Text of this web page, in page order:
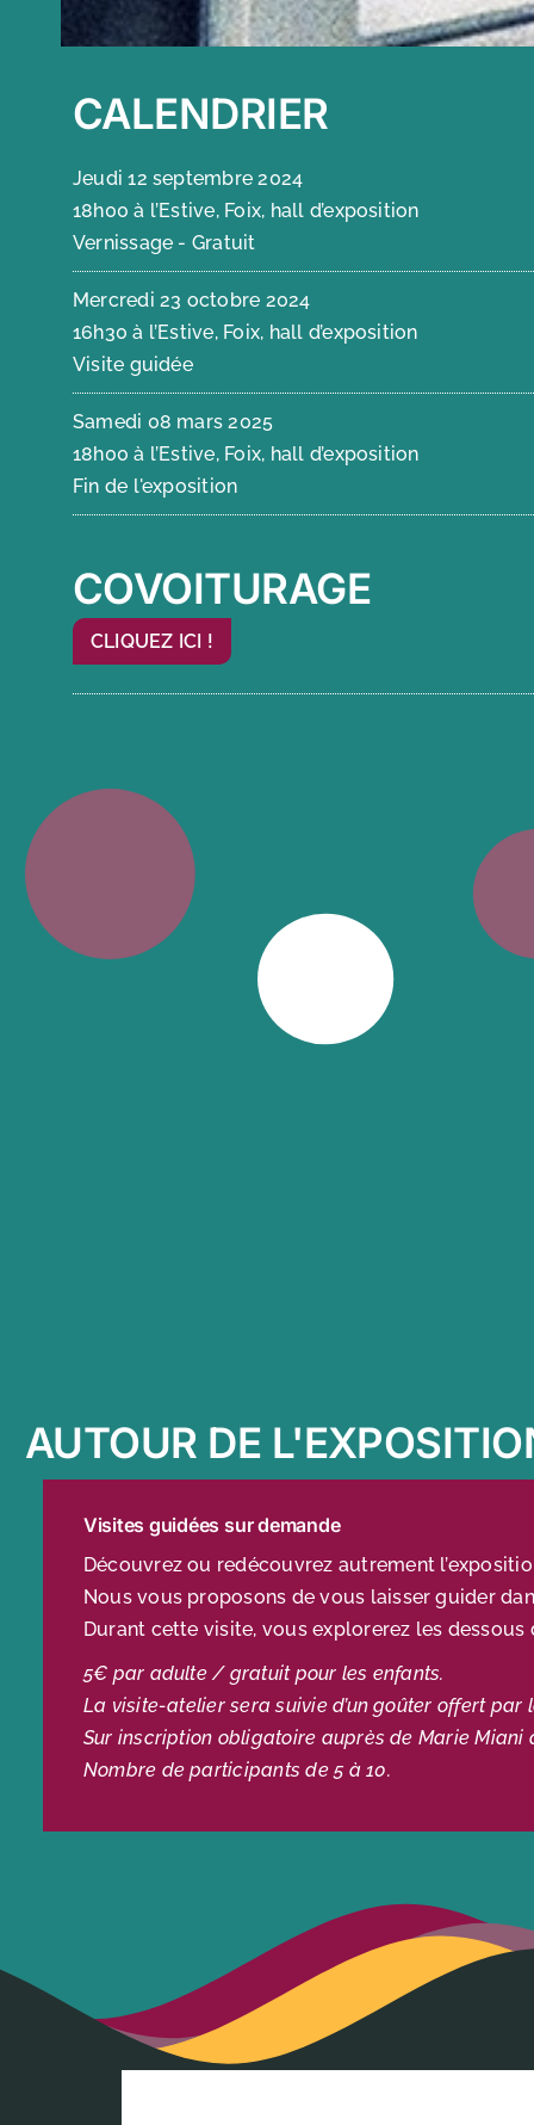
CALENDRIER
Jeudi 12 septembre 2024
18h00 à l’Estive, Foix, hall d’exposition
Vernissage - Gratuit
Mercredi 23 octobre 2024
16h30 à l’Estive, Foix, hall d’exposition
Visite guidée
Samedi 08 mars 2025
18h00 à l’Estive, Foix, hall d’exposition
Fin de l'exposition
COVOITURAGE
CLIQUEZ ICI !
AUTOUR DE
Visites guidées sur demande
Découvrez ou redécouvrez autrement
Nous vous proposons de vous laisser guider
Durant cette visite, vous explorerez les
5€ par adulte / gratuit pour les enfants.
La visite-atelier sera suivie d’un goûter offert par
Sur inscription obligatoire auprès de Marie Miani
Nombre de participants de 5 à 10.